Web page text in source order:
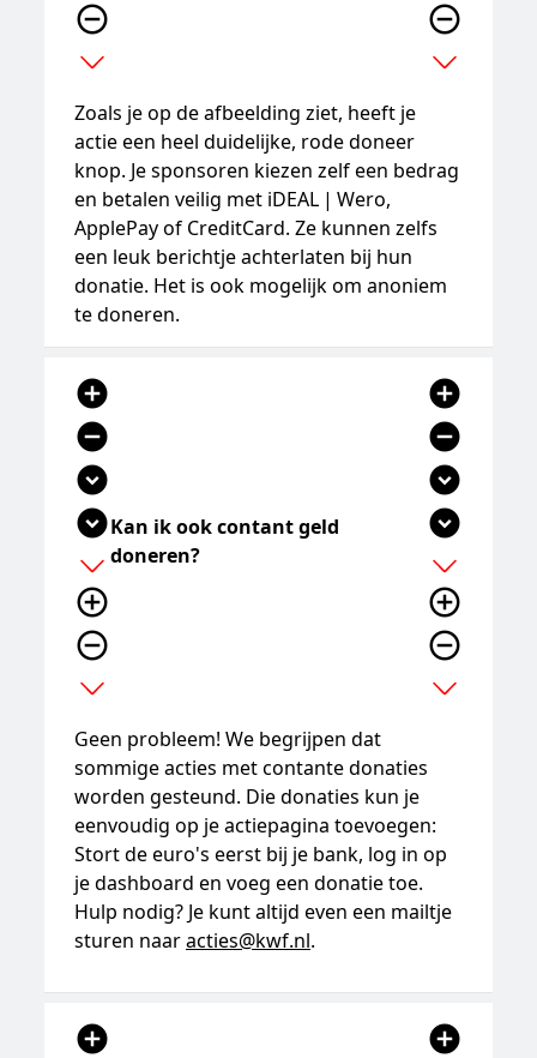
remove_circle_outline
expand_more
remove_circle_outline
expand_more
Zoals je op de afbeelding ziet, heeft je
actie een heel duidelijke, rode doneer
knop. Je sponsoren kiezen zelf een bedrag
en betalen veilig met iDEAL | Wero,
ApplePay of CreditCard. Ze kunnen zelfs
een leuk berichtje achterlaten bij hun
donatie. Het is ook mogelijk om anoniem
te doneren.
add_circle
remove_circle
expand_circle_down
expand_circle_down
add
add_circle_outline
remove_circle_outline
expand_more
Kan ik ook contant geld
doneren?
add_circle
remove_circle
expand_circle_down
expand_circle_down
add
add_circle_outline
remove_circle_outline
expand_more
Geen probleem! We begrijpen dat
sommige acties met contante donaties
worden gesteund. Die donaties kun je
eenvoudig op je actiepagina toevoegen:
Stort de euro's eerst bij je bank, log in op
je dashboard en voeg een donatie toe.
Hulp nodig? Je kunt altijd even een mailtje
sturen naaracties@kwf.nl.
add_circle
add_circle